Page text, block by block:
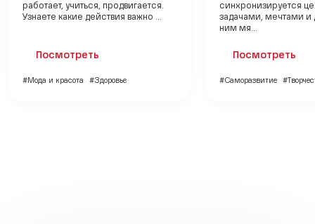
работает, учиться, продвигается.
Узнаете какие действия важно ...
Посмотреть
#Мода и красота #Здоровье
синхронизируется
задачами, мечтами и
ним мя...
Посмотреть
#Саморазвитие